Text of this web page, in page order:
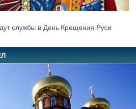
службы в День Крещения Руси